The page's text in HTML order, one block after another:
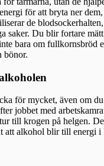
för att bryta ner
de
saker. Du blir fortare
bara om fullkornsbröd
bönor.
för mycket, även om
jobbet med
till krogen på helgen.
att alkohol blir till energi i